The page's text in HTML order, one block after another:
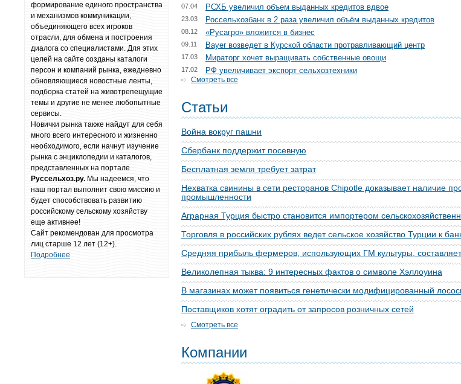
РСХБ увеличил объем выданных кредитов вдвое
07.04
Россельхозбанк в 2 раза увеличил объём выданных кредитов
23.03
«Русагро» вложится в бизнес
08.12
Bayer возведет в Курской области протравливающий центр
09.11
Мираторг хочет выращивать собственные овощи
17.03
РФ увеличивает экспорт сельхозтехники
17.02
Смотреть все
Статьи
Война вокруг пашни
Сбербанк поддержит посевную
Бесплатная земля требует затрат
Нехватка свинины в сети ресторанов Chipotle доказывает наличие
промышленности
Аграрная Турция быстро становится импортером
Торговля в российских рублях ведет сельское хозяйство Турции к
Средняя прибыль фермеров, использующих ГМ культуры,
Великолепная тыква: 9 интересных фактов о символе Хэллоуина
В магазинах может появиться генетически модифицированный
Поставщиков хотят оградить от запросов розничных сетей
Смотреть все
Компании
формирование единого пространства
и механизмов коммуникации,
объединяющего всех игроков
отрасли, для обмена и построения
диалога со специалистами. Для этих
целей на сайте созданы каталоги
персон и компаний рынка, ежедневно
обновляющиеся новостные ленты,
подборка статей на животрепещущие
темы и другие не менее любопытные
сервисы.
Новички рынка также найдут для себя
много всего интересного и жизненно
необходимого, если начнут изучение
рынка с энциклопедии и каталогов,
представленных на портале
Руссельхоз.ру. Мы надеемся, что
наш портал выполнит свою миссию и
будет способствовать развитию
российскому сельскому хозяйству
еще активнее!
Сайт рекомендован для просмотра
лиц старше 12 лет (12+).
Подробнее